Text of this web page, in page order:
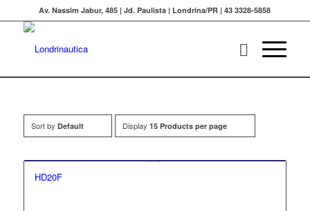
Av. Nassim Jabur, 485 | Jd. Paulista | Londrina/PR | 43 3328-5858
Sort by Default Display 15 Products per page
HD20F